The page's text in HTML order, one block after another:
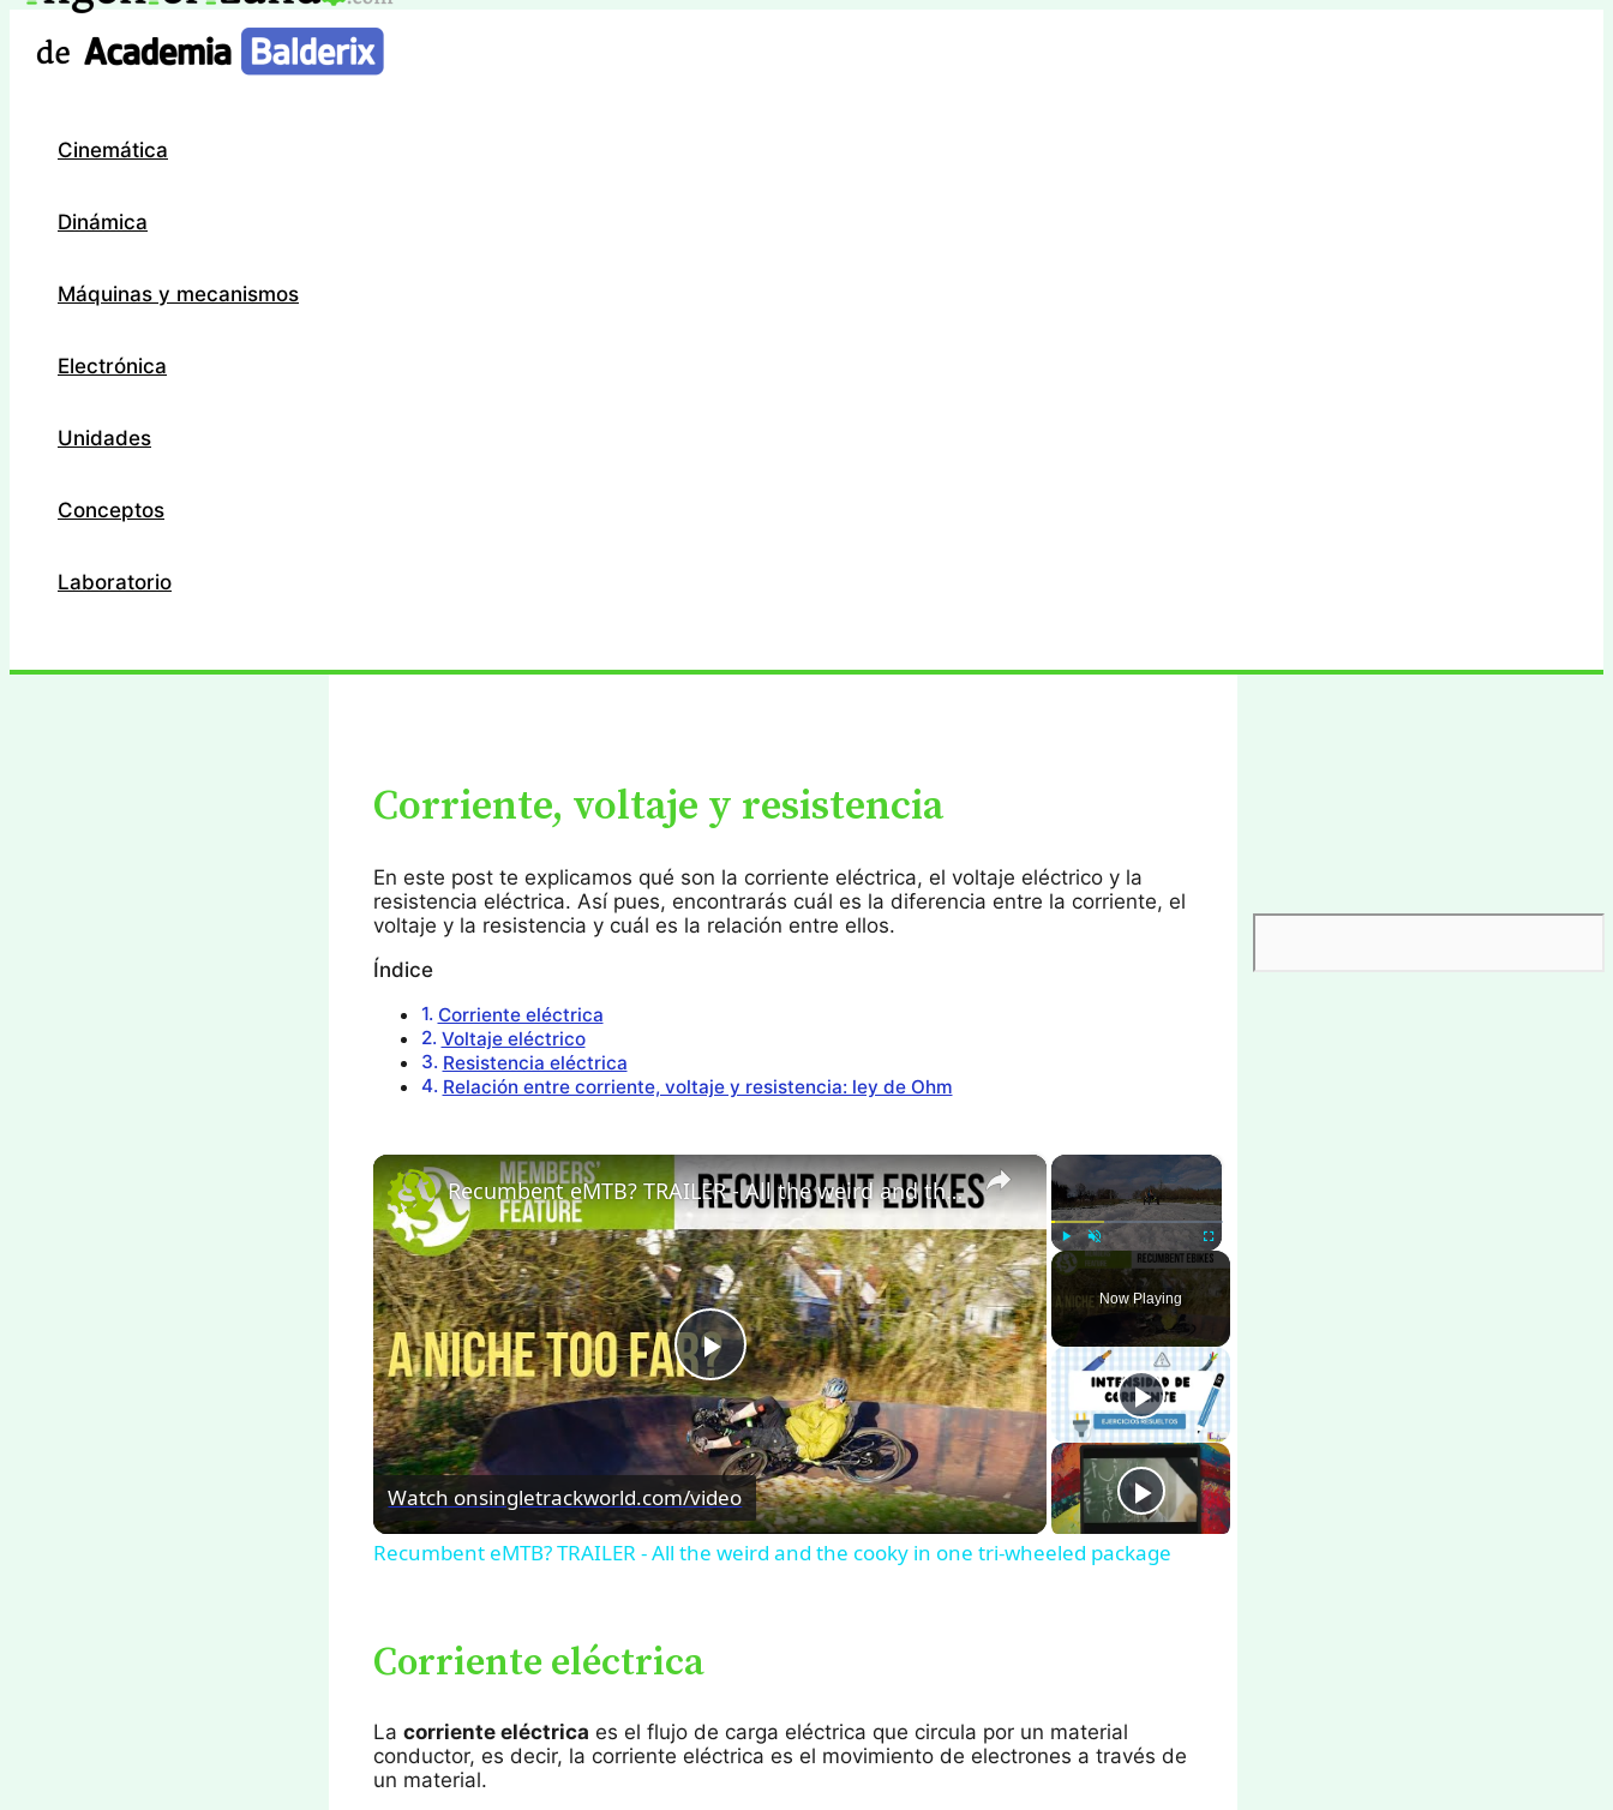
contenido
Cinemática
Dinámica
Máquinas y mecanismos
Electrónica
Unidades
Conceptos
Laboratorio
Corriente, voltaje y resistencia
En este post te explicamos qué son la corriente eléctrica, el voltaje eléctrico y la
resistencia eléctrica. Así pues, encontrarás cuál es la diferencia entre la corriente, el
voltaje y la resistencia y cuál es la relación entre ellos.
Índice
Corriente eléctrica
Voltaje eléctrico
Resistencia eléctrica
Relación entre corriente, voltaje y resistencia: ley de Ohm
×
Play Unmute Fullscreen
Now Playing
×
Play
Video
Recumbent eMTB? TRAILER - All the weird and the cooky in one tri-wheeled package
Watch onsingletrackworld.com/video
Recumbent eMTB? TRAILER - All the weird and the cooky in one tri-wheeled package
Corriente eléctrica
Lacorriente eléctrica es el flujo de carga eléctrica que circula por un material
conductor, es decir, la corriente eléctrica es el movimiento de electrones a través de
un material.